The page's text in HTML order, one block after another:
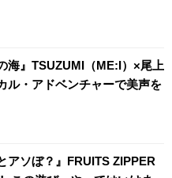
海』TSUZUMI（ME:I）×尾上
ル・アドベンチャーで美声を
アソぼ？』FRUITS ZIPPER